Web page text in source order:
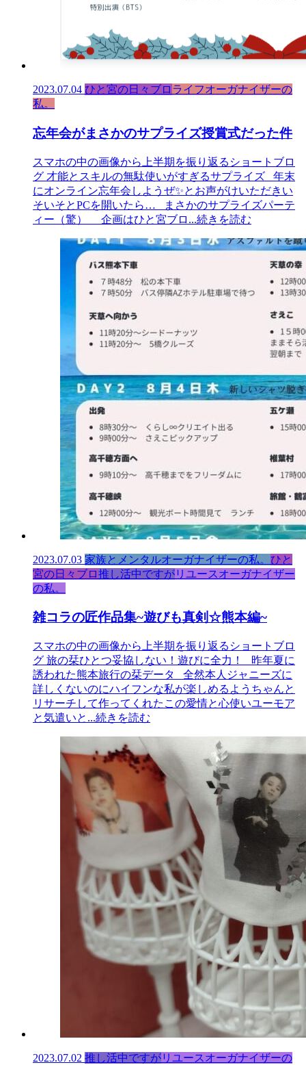
2023.07.04 ひと宮の日々ブロ ライフオーガナイザーの
私。
忘年会がまさかのサプライズ授賞式だった件
スマホの中の画像から上半期を振り返るショートブロ
グ 才能とスキルの無駄使いがすぎるサプライズ 年末
にオンライン忘年会しようぜ✨とお声がけいただきい
そいそとPCを開いたら… まさかのサプライズパーテ
ィー（驚） 企画はひと宮ブロ ...続きを読む
2023.07.03 家族とメンタルオーガナイザーの私。 ひと
宮の日々ブロ推し活中ですがリユースオーガナイザー
の私。
雑コラの匠作品集~遊びも真剣☆熊本編~
スマホの中の画像から上半期を振り返るショートブロ
グ 旅の栞ひとつ妥協しない！遊びに全力！ 昨年夏に
誘われた熊本旅行の栞データ 全然本人ジャニーズに
詳しくないのにハイフンな私が楽しめるようちゃんと
リサーチして作ってくれたこの愛情と心使いユーモア
と気遣いと ...続きを読む
2023.07.02 推し活中ですがリユースオーガナイザーの